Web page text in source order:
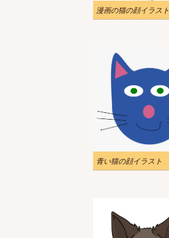
漫画の猫の顔イラスト
青い猫の顔イラスト